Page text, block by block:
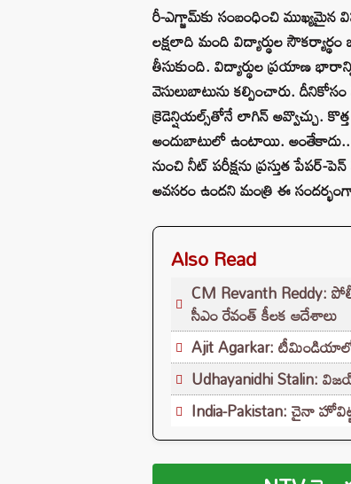
రీ-ఎగ్జామ్‌కు సంబంధించి ముఖ్యమైన
లక్షలాది మంది విద్యార్థుల
తీసుకుంది. విద్యార్థుల ప్రయాణ
వెసులుబాటును కల్పించారు.
క్రెడెన్షియల్స్‌తోనే లాగిన్ అవ్వొచ్చు.
అందుబాటులో ఉంటాయి. అంతేకాదు..
నుంచి నీట్ పరీక్షను ప్రస్తుత
అవసరం ఉందని మంత్రి ఈ
Also Read
CM Revanth Reddy:
సీఎం రేవంత్ కీలక ఆదేశాలు
Ajit Agarkar: టీమిండియాలో
Udhayanidhi Stalin:
India-Pakistan: చైనా